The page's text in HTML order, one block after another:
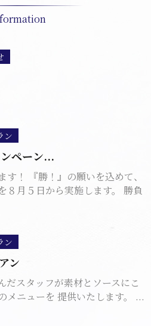
ン
ペーン...
！ 『勝！』の願いを込めて、
８月５日から実施します。 勝負
ン
ン
だスタッフが素材とソースにこ
メニューを 提供いたします。 ...